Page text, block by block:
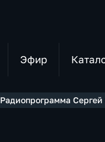
Эфир
Радиопрограмма